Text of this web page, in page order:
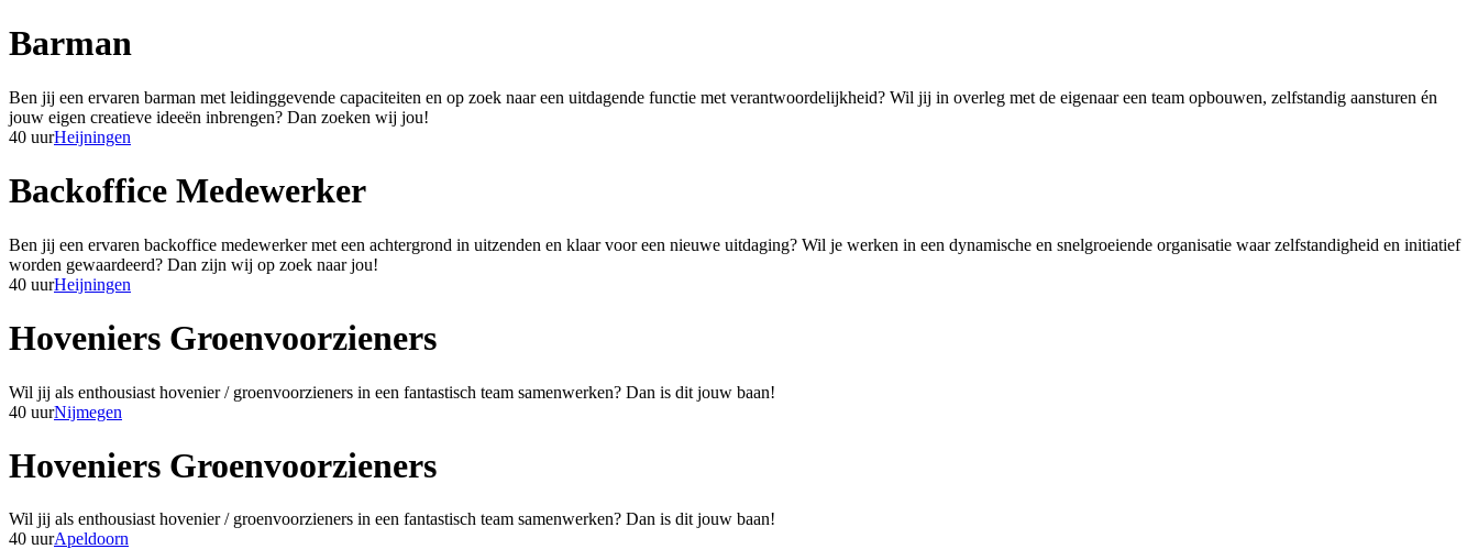
Barman
Ben jij een ervaren barman met leidinggevende capaciteiten en op zoek naar een uitdagende functie met verantwoordelijkheid? Wil jij in overleg met de eigenaar een team opbouwen, zelfstandig aansturen én
jouw eigen creatieve ideeën inbrengen? Dan zoeken wij jou!
40 uurHeijningen
Backoffice Medewerker
Ben jij een ervaren backoffice medewerker met een achtergrond in uitzenden en klaar voor een nieuwe uitdaging? Wil je werken in een dynamische en snelgroeiende organisatie waar zelfstandigheid en initiatief
worden gewaardeerd? Dan zijn wij op zoek naar jou!
40 uurHeijningen
Hoveniers Groenvoorzieners
Wil jij als enthousiast hovenier / groenvoorzieners in een fantastisch team samenwerken? Dan is dit jouw baan!
40 uurNijmegen
Hoveniers Groenvoorzieners
Wil jij als enthousiast hovenier / groenvoorzieners in een fantastisch team samenwerken? Dan is dit jouw baan!
40 uurApeldoorn